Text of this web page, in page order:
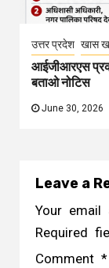
उत्तर प्रदेश खास
आईजीआरएस
बताओ नोटिस
June 30, 2026
Leave a
Your email
Required
Comment *